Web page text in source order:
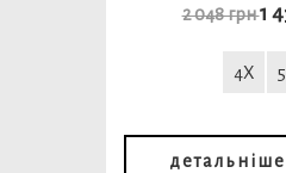
2 048 грн1
4X
детальніше